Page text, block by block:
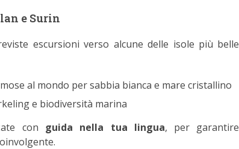
e Surin
escursioni verso alcune delle isole più belle
al mondo per sabbia bianca e mare cristallino
e biodiversità marina
con guida nella tua lingua, per garantire